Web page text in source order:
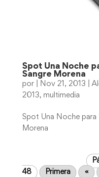
Spot Una Noche
Sangre Morena
por Nov 21, 2013
2013, multimedia
Spot Una Noche para
Morena
48
Primera «